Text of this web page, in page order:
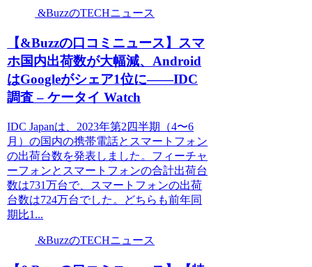
&BuzzのTECHニュース
【&Buzzの口コミニュース】スマ
ホ国内出荷数が大幅減、Android
はGoogleがシェア1位に――IDC
調査 – ケータイ Watch
IDC Japanは、2023年第2四半期（4〜6
月）の国内の携帯電話とスマートフォン
の出荷台数を発表しました。フィーチャ
ーフォンとスマートフォンの合計出荷台
数は731万台で、スマートフォンの出荷
台数は724万台でした。どちらも前年同
期比1...
&BuzzのTECHニュース